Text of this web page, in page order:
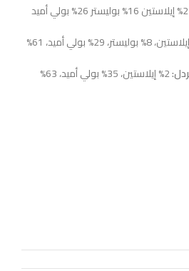
2% إيلاستين 16% بوليستر 26% بولي أميد
2% إيلاستين، 8% بوليستر، 29% بولي أميد، 61%
2% إيلاستين، 35% بولي أميد، 63%